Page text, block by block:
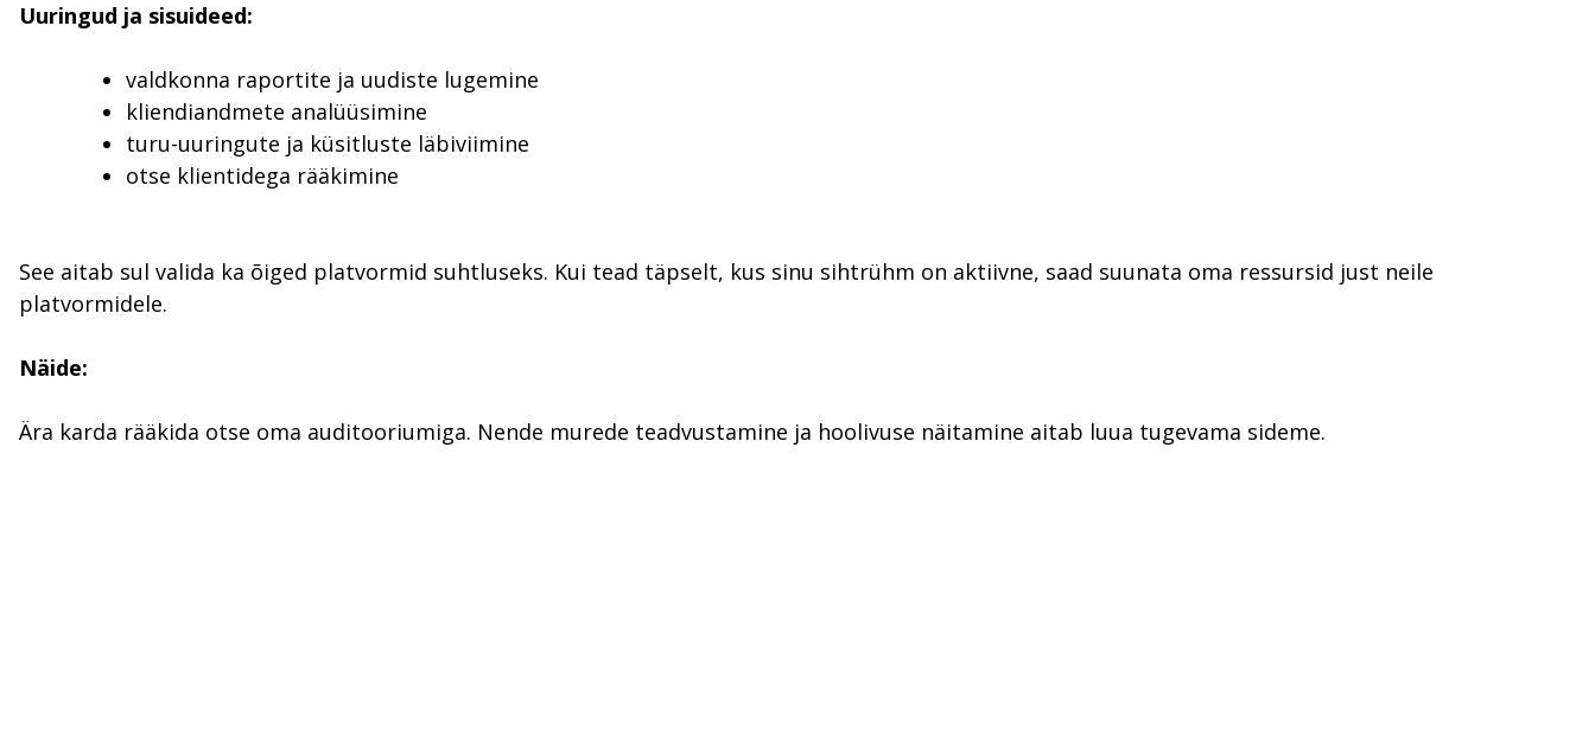
Uuringud ja sisuideed:
valdkonna raportite ja uudiste lugemine
kliendiandmete analüüsimine
turu-uuringute ja küsitluste läbiviimine
otse klientidega rääkimine
See aitab sul valida ka õiged platvormid suhtluseks. Kui tead täpselt, kus sinu sihtrühm on aktiivne, saad suunata oma ressursid just neile
platvormidele.
Näide:
Ära karda rääkida otse oma auditooriumiga. Nende murede teadvustamine ja hoolivuse näitamine aitab luua tugevama sideme.